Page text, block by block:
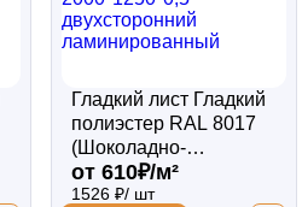
Гладкий лист Гладкий
полиэстер RAL 8017
(Шоколадно-
коричневый)
2000*1250*0,5
от 610₽/м²
1526 ₽/ шт